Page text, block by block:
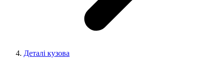
Деталі кузова